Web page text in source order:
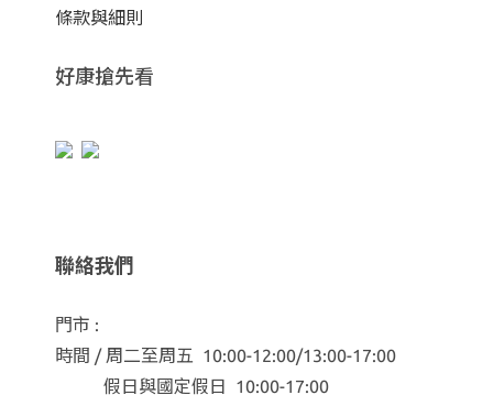
條款與細則
好康搶先看
聯絡我們
門市 :
時間 / 周二至周五 10:00-12:00/13:00-17:00
假日與國定假日 10:00-17:00